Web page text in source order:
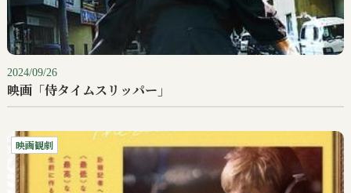
2024/09/26
映画「侍タイムスリッパー」
映画観劇